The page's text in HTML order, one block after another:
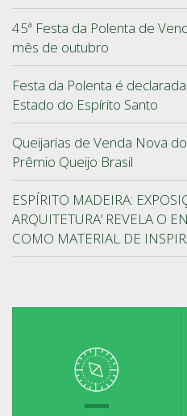
45ª Festa da Polenta de
mês de outubro
Festa da Polenta é
Estado do Espírito Santo
Queijarias de Venda Nova
Prêmio Queijo Brasil
ESPÍRITO MADEIRA:
ARQUITETURA’ REVELA O
COMO MATERIAL DE